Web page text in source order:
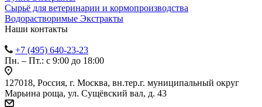
Сырьё для ветеринарии и кормопроизводства
Водорастворимые Экстракты
Наши контакты
+7 (495) 640-23-23
Пн. – Пт.: с 9:00 до 18:00
127018, Россия, г. Москва, вн.тер.г. муниципальный округ
Марьина роща, ул. Сущёвский вал, д. 43